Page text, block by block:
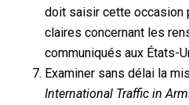
doit saisir cette occasion
claires concernant les
communiqués aux États-
Examiner sans délai la
International Traffic in